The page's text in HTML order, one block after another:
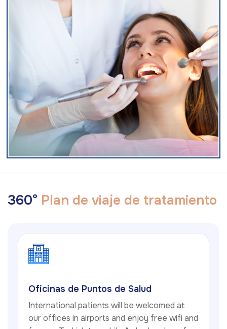
360° Plan de viaje de tratamiento
Oficinas de Puntos de Salud
International patients will be welcomed at
our offices in airports and enjoy free wifi and